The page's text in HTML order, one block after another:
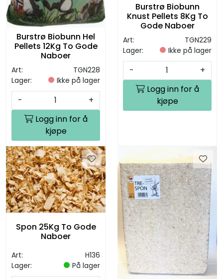
Burstrø Biobunn Hel
Pellets 12Kg To Gode
Naboer
Art:
TGN228
Lager:
Ikke på lager
-
+
Logg inn for å
kjøpe
Burstrø Biobunn
Knust Pellets 8Kg To
Gode Naboer
Art:
TGN229
Lager:
Ikke på lager
-
+
Logg inn for å
kjøpe
Spon 25Kg To Gode
Naboer
Art:
H136
Lager:
På lager